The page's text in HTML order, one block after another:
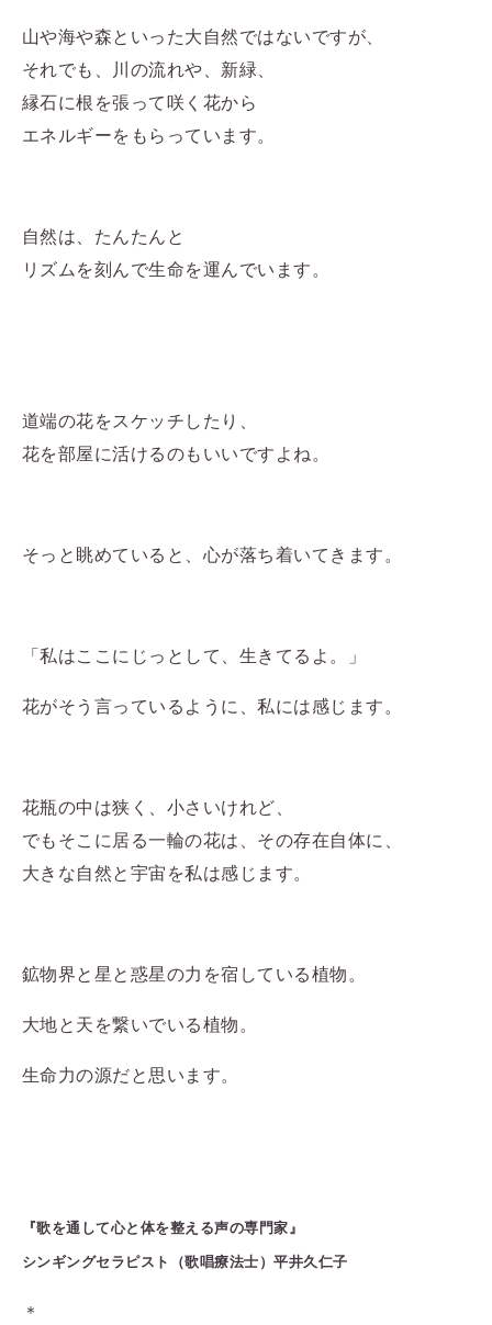
山や海や森といった大自然ではないですが、
それでも、川の流れや、新緑、
縁石に根を張って咲く花から
エネルギーをもらっています。
自然は、たんたんと
リズムを刻んで生命を運んでいます。
道端の花をスケッチしたり、
花を部屋に活けるのもいいですよね。
そっと眺めていると、心が落ち着いてきます。
「私はここにじっとして、生きてるよ。」
花がそう言っているように、私には感じます。
花瓶の中は狭く、小さいけれど、
でもそこに居る一輪の花は、その存在自体に、
大きな自然と宇宙を私は感じます。
鉱物界と星と惑星の力を宿している植物。
大地と天を繋いでいる植物。
生命力の源だと思います。
『歌を通して心と体を整える声の専門家』
シンギングセラピスト（歌唱療法士）平井久仁子
＊